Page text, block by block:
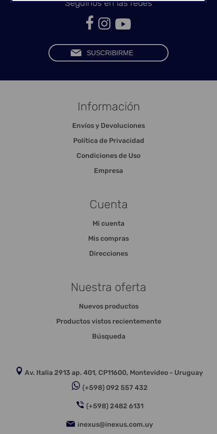
Seguinos en las redes
Información
Envíos y Devoluciones
Política de Privacidad
Condiciones de Uso
Empresa
Cuenta
Mi cuenta
Mis compras
Direcciones
Nuestra oferta
Nuevos productos
Productos vistos recientemente
Búsqueda
Av. Italia 2913 ap. 401, CP11600, Montevideo - Uruguay
(+598) 092 557 432
(+598) 2482 6131
inexus@inexus.com.uy